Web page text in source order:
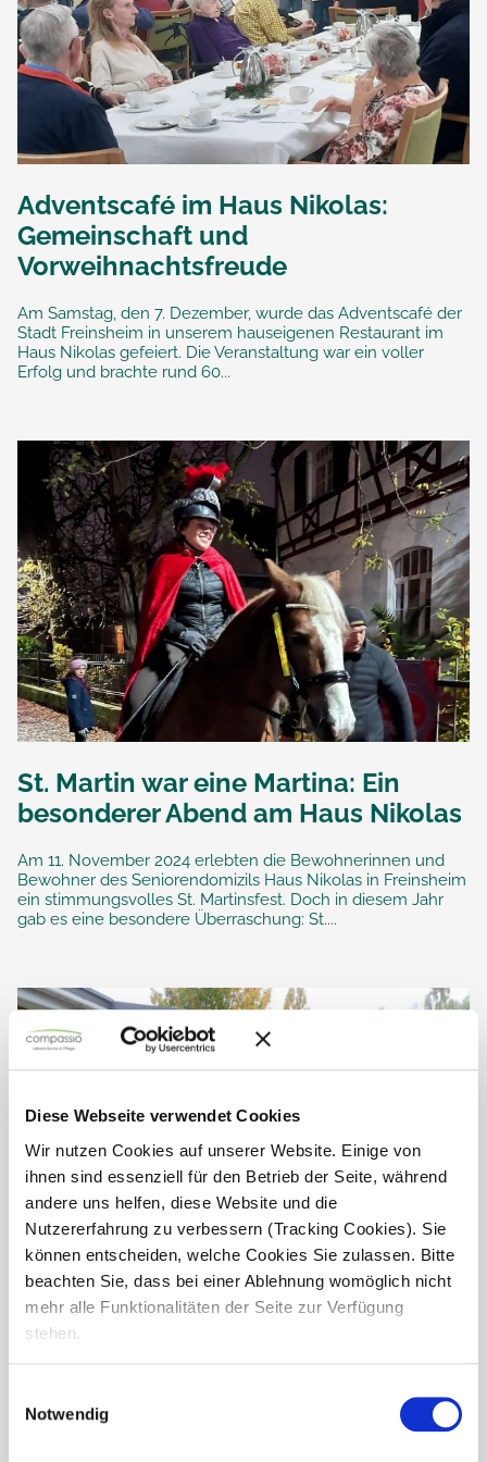
Diese Webseite verwendet Cookies
Wir nutzen Cookies auf unserer Website. Einige von
ihnen sind essenziell für den Betrieb der Seite, während
andere uns helfen, diese Website und die
Nutzererfahrung zu verbessern (Tracking Cookies). Sie
können entscheiden, welche Cookies Sie zulassen. Bitte
beachten Sie, dass bei einer Ablehnung womöglich nicht
mehr alle Funktionalitäten der Seite zur Verfügung
stehen.
Notwendig
Adventscafé im Haus Nikolas:
Gemeinschaft und
Vorweihnachtsfreude
Am Samstag, den 7. Dezember, wurde das Adventscafé der
Stadt Freinsheim in unserem hauseigenen Restaurant im
Haus Nikolas gefeiert. Die Veranstaltung war ein voller
Erfolg und brachte rund 60...
St. Martin war eine Martina: Ein
besonderer Abend am Haus Nikolas
Am 11. November 2024 erlebten die Bewohnerinnen und
Bewohner des Seniorendomizils Haus Nikolas in Freinsheim
ein stimmungsvolles St. Martinsfest. Doch in diesem Jahr
gab es eine besondere Überraschung: St....
Oktoberfest im Haus Nikolas
Nikolas in der Pfalz hat es Tradition. Blau-weiß hingen
Girlanden unter der Decke, auch die Tischdekoration war